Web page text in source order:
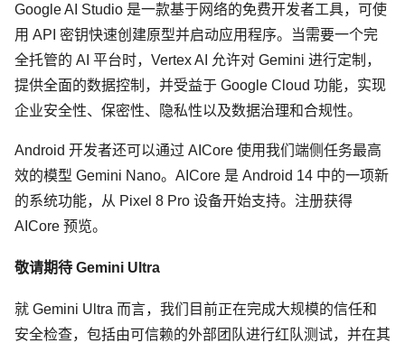
Google AI Studio 是一款基于网络的免费开发者工具，可使
用 API 密钥快速创建原型并启动应用程序。当需要一个完
全托管的 AI 平台时，Vertex AI 允许对 Gemini 进行定制，
提供全面的数据控制，并受益于 Google Cloud 功能，实现
企业安全性、保密性、隐私性以及数据治理和合规性。
Android 开发者还可以通过 AICore 使用我们端侧任务最高
效的模型 Gemini Nano。AICore 是 Android 14 中的一项新
的系统功能，从 Pixel 8 Pro 设备开始支持。注册获得
AICore 预览。
敬请期待 Gemini Ultra
就 Gemini Ultra 而言，我们目前正在完成大规模的信任和
安全检查，包括由可信赖的外部团队进行红队测试，并在其